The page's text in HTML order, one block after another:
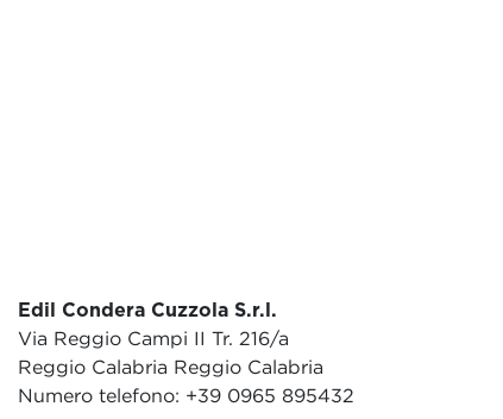
Edil Condera Cuzzola S.r.l.
Via Reggio Campi II Tr. 216/a
Reggio Calabria Reggio Calabria
Numero telefono: +39 0965 895432